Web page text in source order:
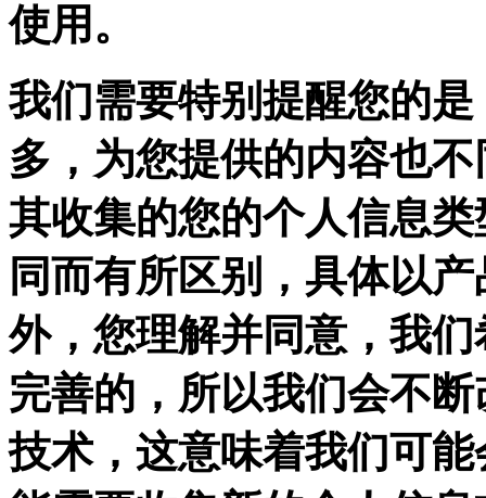
使用。
我们需要特别提醒您的
多，为您提供的内容也
其收集的您的个人信息
同而有所区别，具体以
外，您理解并同意，我
完善的，所以我们会不
技术，这意味着我们可